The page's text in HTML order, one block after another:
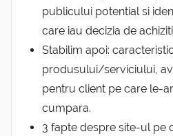
publicului potential si
care iau decizia de
Stabilim apoi:
produsului/serviciului,
pentru client pe care le-
cumpara.
3 fapte despre site-ul pe